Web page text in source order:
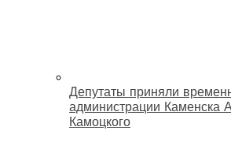
Депутаты приняли
администрации Каменска
Камоцкого